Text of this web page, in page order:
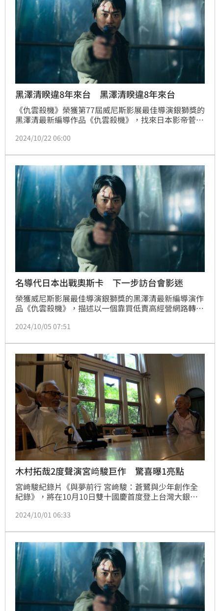
黑澤清睽違8年來台 黑澤清睽違8年來台
《仇雲殺機》榮獲第77屆威尼斯影展最佳導演銀獅獎的
黑澤清最新編導作品《仇雲殺機》，找來日本影帝菅田
卡司主演。導演黑澤清於周末訪台參加高雄電影節，並
灣觀眾多元的觀後觀點，黑澤清導演直言，「這次來台
灣聽到很多過去沒想過、第一次聽到新想法！特別是電
影與電玩的連結，相當有趣！」 林汝珊
2024/10/22 06:00
名導代日本出戰奧斯卡 下一步訪台會影迷
榮獲威尼斯影展最佳導演銀獅獎的黑澤清最新編導演作
品《仇雲殺機》，描述以一個靠買低賣高經營網路轉售
代人在網路時代必須面對的無形恐懼和惡意，本片不僅
際影片。林汝珊
2024/10/05 07:51
木村拓哉2度聲演宮﨑駿巨作 驚喜曝1亮點
宮﨑駿紀錄片《與夢前行 宮﨑駿：蒼鷺與少年創作全
紀錄》，將在10月10日雙十國慶首度登上台灣大銀
聰真、菅田將暉、木村拓哉等人的錄音花絮，木村繼
宮﨑駿動畫作品的片名藏祕密亮點，彩蛋滿滿！林汝珊
2024/10/01 06:33